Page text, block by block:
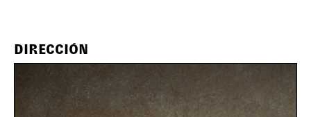
DIRECCIÓN